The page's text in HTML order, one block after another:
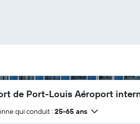
de Port-Louis Aéroport
qui conduit : 25-65 ans